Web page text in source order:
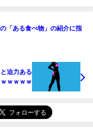
「ある食べ物」の紹介に指
迫力ある
ｗｗｗｗ